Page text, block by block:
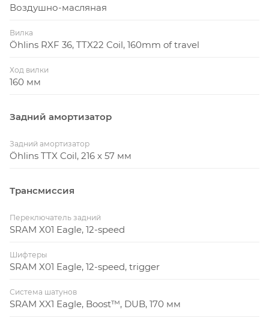
Воздушно-масляная
Вилка
Öhlins RXF 36, TTX22 Coil, 160mm of travel
Ход вилки
160 мм
Задний амортизатор
Задний амортизатор
Öhlins TTX Coil, 216 x 57 мм
Трансмиссия
Переключатель задний
SRAM X01 Eagle, 12-speed
Шифтеры
SRAM X01 Eagle, 12-speed, trigger
Система шатунов
SRAM XX1 Eagle, Boost™, DUB, 170 мм